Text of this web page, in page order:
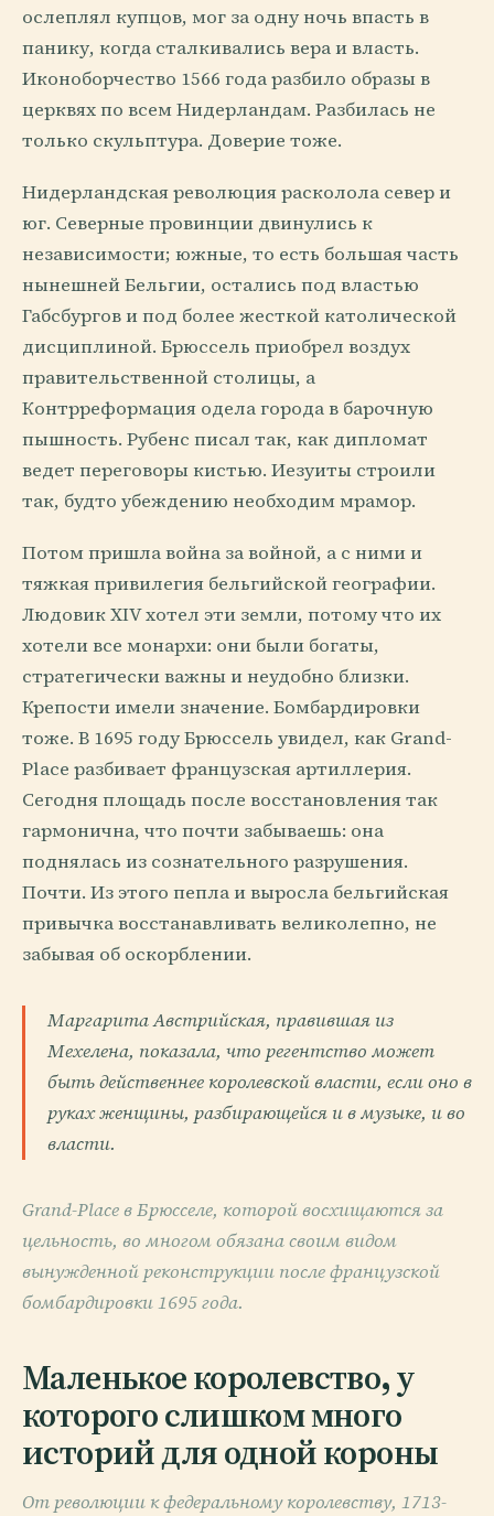
ослеплял купцов, мог за одну ночь впасть в
панику, когда сталкивались вера и власть.
Иконоборчество 1566 года разбило образы в
церквях по всем Нидерландам. Разбилась не
только скульптура. Доверие тоже.
Нидерландская революция расколола север и
юг. Северные провинции двинулись к
независимости; южные, то есть большая часть
нынешней Бельгии, остались под властью
Габсбургов и под более жесткой католической
дисциплиной. Брюссель приобрел воздух
правительственной столицы, а
Контрреформация одела города в барочную
пышность. Рубенс писал так, как дипломат
ведет переговоры кистью. Иезуиты строили
так, будто убеждению необходим мрамор.
Потом пришла война за войной, а с ними и
тяжкая привилегия бельгийской географии.
Людовик XIV хотел эти земли, потому что их
хотели все монархи: они были богаты,
стратегически важны и неудобно близки.
Крепости имели значение. Бомбардировки
тоже. В 1695 году Брюссель увидел, как Grand-
Place разбивает французская артиллерия.
Сегодня площадь после восстановления так
гармонична, что почти забываешь: она
поднялась из сознательного разрушения.
Почти. Из этого пепла и выросла бельгийская
привычка восстанавливать великолепно, не
забывая об оскорблении.
Маргарита Австрийская, правившая из
Мехелена, показала, что регентство может
быть действеннее королевской власти, если оно в
руках женщины, разбирающейся и в музыке, и во
власти.
Grand-Place в Брюсселе, которой восхищаются за
цельность, во многом обязана своим видом
вынужденной реконструкции после французской
бомбардировки 1695 года.
Маленькое королевство, у
которого слишком много
историй для одной короны
От революции к федеральному королевству, 1713-